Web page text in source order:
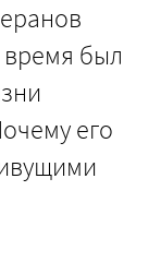
время был
его